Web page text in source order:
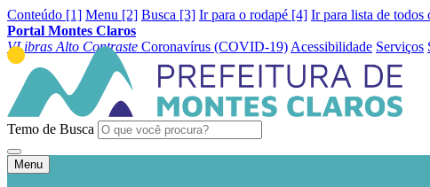
Conteúdo [1] Menu [2] Busca [3] Ir para o rodapé [4] Ir para lista de todos
Portal Montes Claros
VLibras Alto Contraste Coronavírus (COVID-19) Acessibilidade Serviços
Temo de Busca
Menu